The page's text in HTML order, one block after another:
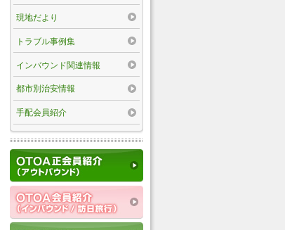
現地だより
トラブル事例集
インバウンド関連情報
都市別治安情報
手配会員紹介